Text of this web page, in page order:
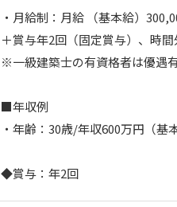
・月給制：月給 （基本給）
＋賞与年2回（固定賞与）、時
※一級建築士の有資格者は優遇
■年収例
・年齢：30歳/年収600万円（基
◆賞与：年2回